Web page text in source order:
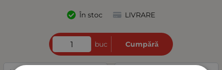
În stoc LIVRARE
buc Cumpără